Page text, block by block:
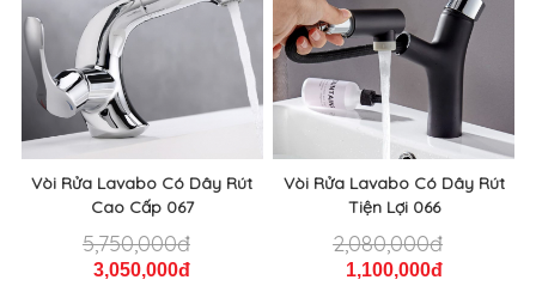
Thêm vào giỏ Thêm vào giỏ